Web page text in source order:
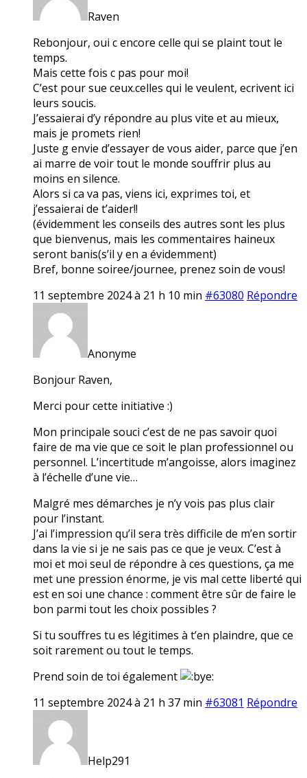
Raven
Rebonjour, oui c encore celle qui se plaint tout le
temps.
Mais cette fois c pas pour moi!
C’est pour sue ceux.celles qui le veulent, ecrivent ici
leurs soucis.
J’essaierai d’y répondre au plus vite et au mieux,
mais je promets rien!
Juste g envie d’essayer de vous aider, parce que j’en
ai marre de voir tout le monde souffrir plus au
moins en silence.
Alors si ca va pas, viens ici, exprimes toi, et
j’essaierai de t’aider!!
(évidemment les conseils des autres sont les plus
que bienvenus, mais les commentaires haineux
seront banis(s’il y en a évidemment)
Bref, bonne soiree/journee, prenez soin de vous!
11 septembre 2024 à 21 h 10 min #63080 Répondre
Anonyme
Bonjour Raven,
Merci pour cette initiative :)
Mon principale souci c’est de ne pas savoir quoi
faire de ma vie que ce soit le plan professionnel ou
personnel. L’incertitude m’angoisse, alors imaginez
à l’échelle d’une vie…
Malgré mes démarches je n’y vois pas plus clair
pour l’instant.
J’ai l’impression qu’il sera très difficile de m’en sortir
dans la vie si je ne sais pas ce que je veux. C’est à
moi et moi seul de répondre à ces questions, ça me
met une pression énorme, je vis mal cette liberté qui
est en soi une chance : comment être sûr de faire le
bon parmi tout les choix possibles ?
Si tu souffres tu es légitimes à t’en plaindre, que ce
soit rarement ou tout le temps.
Prend soin de toi également
11 septembre 2024 à 21 h 37 min #63081 Répondre
Help291